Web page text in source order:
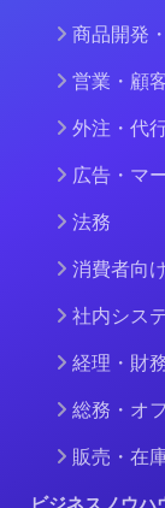
商品開発
営業・顧
外注・代
広告・マ
法務
消費者向
社内シス
経理・財
総務・オ
販売・在